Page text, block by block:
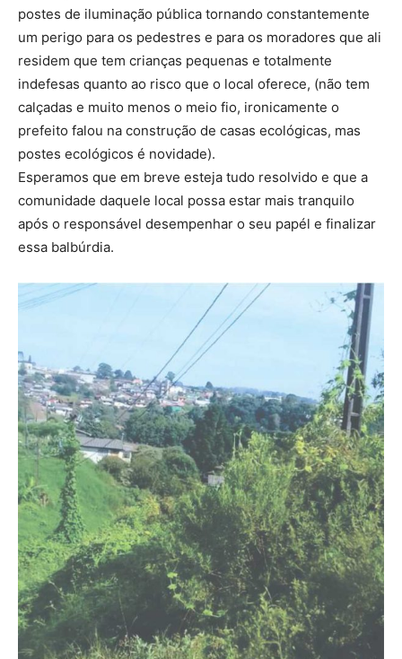
postes de iluminação pública tornando constantemente
um perigo para os pedestres e para os moradores que ali
residem que tem crianças pequenas e totalmente
indefesas quanto ao risco que o local oferece, (não tem
calçadas e muito menos o meio fio, ironicamente o
prefeito falou na construção de casas ecológicas, mas
postes ecológicos é novidade).
Esperamos que em breve esteja tudo resolvido e que a
comunidade daquele local possa estar mais tranquilo
após o responsável desempenhar o seu papél e finalizar
essa balbúrdia.